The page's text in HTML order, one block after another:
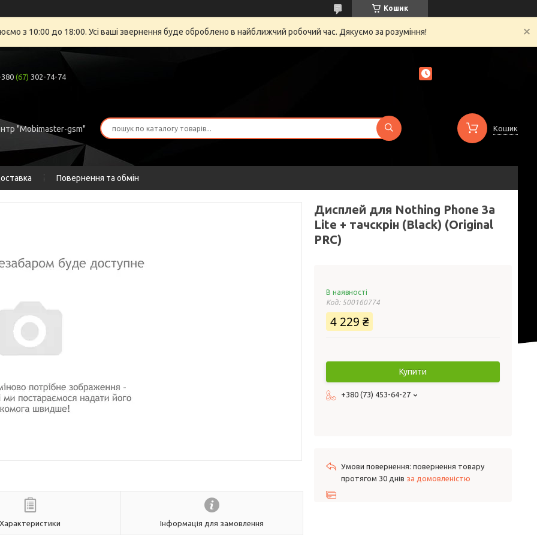
Кошик
з 10:00 до 18:00. Усі ваші звернення буде оброблено в найближчий робочий час. Дякуємо за розуміння!
(67) 302-74-74
"Mobimaster-gsm" Кошик
Повернення та обмін
Характеристики Інформація для замовлення
Дисплей для Nothing Phone 3a
Lite + тачскрін (Black) (Original
PRC)
В наявності
Код: 500160774
4 229 ₴
Купити
+380 (73) 453-64-27
повернення товару
протягом 30 днів за домовленістю